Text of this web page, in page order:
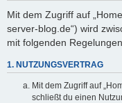
Mit dem Zugriff auf
server-blog.de“) wird
mit folgenden
1. NUTZUNGSVERTRAG
Mit dem Zugriff auf
schließt du einen